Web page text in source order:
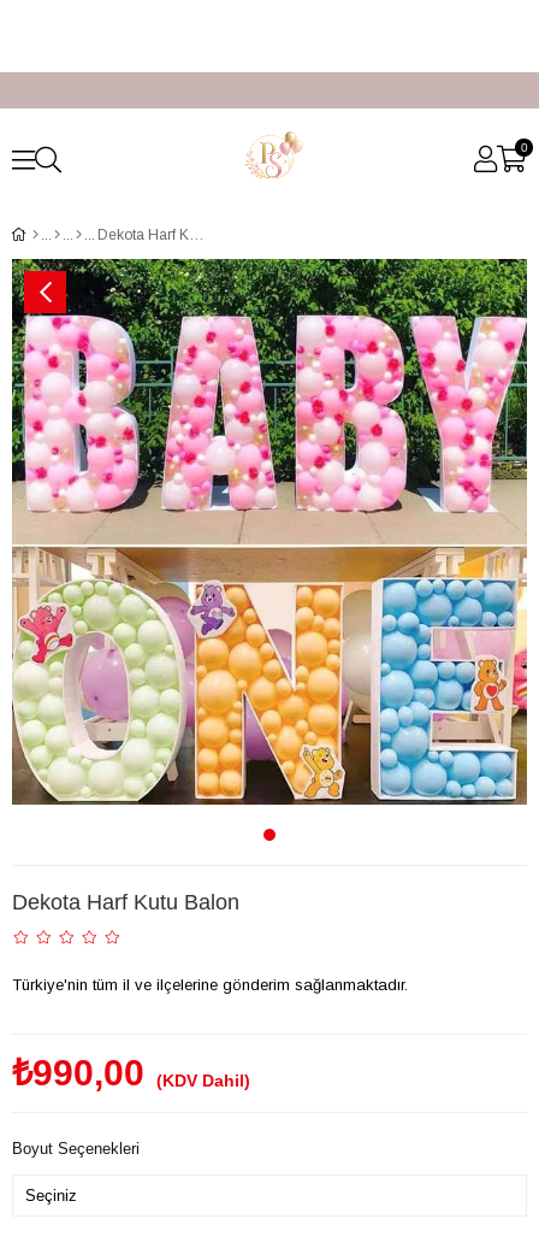
0
Dekota Harf Kutu Balon
Dekota Harf Kutu Balon
Türkiye'nin tüm il ve ilçelerine gönderim sağlanmaktadır.
₺990,00 (KDV Dahil)
Boyut Seçenekleri